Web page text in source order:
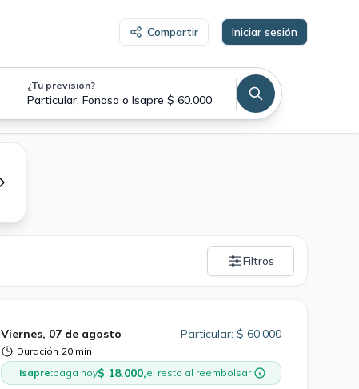
Compartir Iniciar sesión
¿Tu previsión?
Particular, Fonasa o Isapre $ 60.000
Filtros
Viernes, 07 de agosto
Duración 20 min
Particular: $ 60.000
Isapre:paga hoy$ 18.000,el resto al reembolsar